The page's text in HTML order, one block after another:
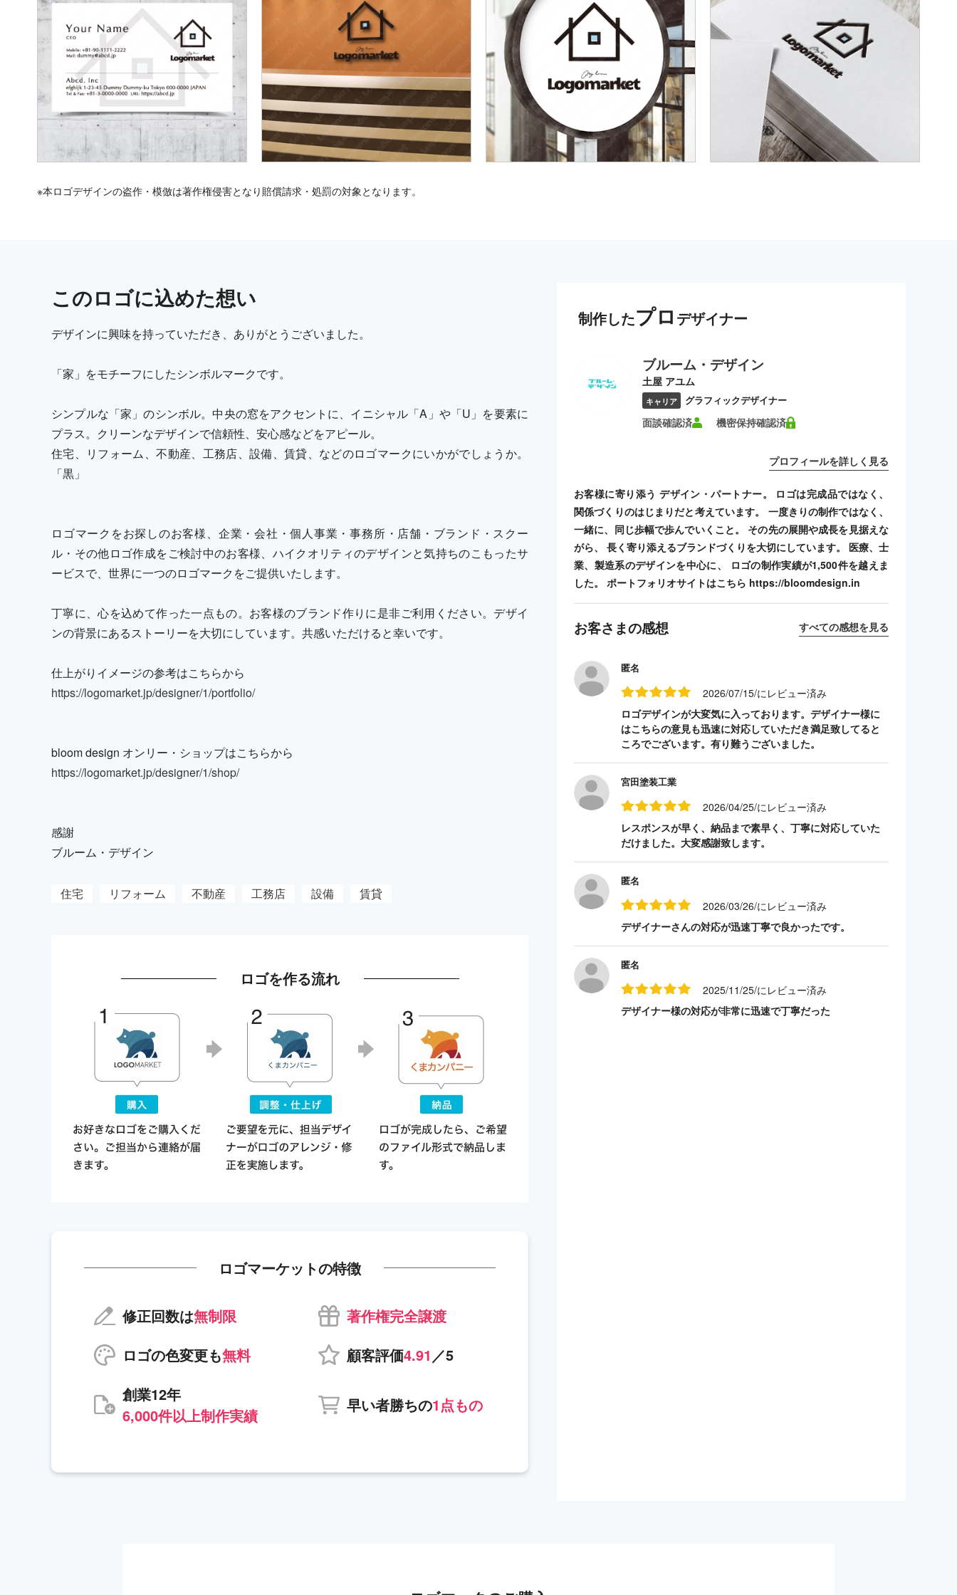
※本ロゴデザインの盗作・模倣は著作権侵害となり賠償請求・処罰の対象となります。
このロゴに込めた想い
デザインに興味を持っていただき、ありがとうございました。
「家」をモチーフにしたシンボルマークです。
シンプルな「家」のシンボル。中央の窓をアクセントに、イニシャル「A」や「U」を要素に
プラス。クリーンなデザインで信頼性、安心感などをアピール。
住宅、リフォーム、不動産、工務店、設備、賃貸、などのロゴマークにいかがでしょうか。
「黒」
ロゴマークをお探しのお客様、企業・会社・個人事業・事務所・店舗・ブランド・スクー
ル・その他ロゴ作成をご検討中のお客様、ハイクオリティのデザインと気持ちのこもったサ
ービスで、世界に一つのロゴマークをご提供いたします。
丁寧に、心を込めて作った一点もの。お客様のブランド作りに是非ご利用ください。デザイ
ンの背景にあるストーリーを大切にしています。共感いただけると幸いです。
仕上がりイメージの参考はこちらから
https://logomarket.jp/designer/1/portfolio/
bloom design オンリー・ショップはこちらから
https://logomarket.jp/designer/1/shop/
感謝
ブルーム・デザイン
住宅 リフォーム 不動産 工務店 設備 賃貸
ロゴを作る流れ
ロゴマーケットの特徴
修正回数は無制限
著作権完全譲渡
ロゴの色変更も無料 顧客評価4.91 ／5
創業12年
6,000件以上制作実績
早い者勝ちの1点もの
制作したプロ デザイナー
ブルーム・デザイン
土屋 アユム
キャリア グラフィックデザイナー
面談確認済 機密保持確認済
プロフィールを詳しく見る
お客様に寄り添う デザイン・パートナー。 ロゴは完成品ではなく、
関係づくりのはじまりだと考えています。 一度きりの制作ではなく、
一緒に、同じ歩幅で歩んでいくこと。 その先の展開や成長を見据えな
がら、 長く寄り添えるブランドづくりを大切にしています。 医療、士
業、製造系のデザインを中心に、 ロゴの制作実績が1,500件を越えま
した。 ポートフォリオサイトはこちら https://bloomdesign.in
お客さまの感想 すべての感想を見る
匿名
2026/07/15/にレビュー済み
ロゴデザインが大変気に入っております。デザイナー様に
はこちらの意見も迅速に対応していただき満足致してると
ころでございます。有り難うございました。
宮田塗装工業
2026/04/25/にレビュー済み
レスポンスが早く、納品まで素早く、丁寧に対応していた
だけました。大変感謝致します。
匿名
2026/03/26/にレビュー済み
デザイナーさんの対応が迅速丁寧で良かったです。
匿名
2025/11/25/にレビュー済み
デザイナー様の対応が非常に迅速で丁寧だった